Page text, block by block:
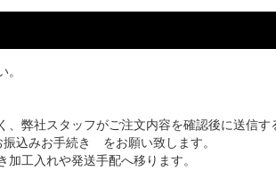
弊社スタッフがご注文内容を確認後に送信す
込みお手続き をお願い致します。
工入れや発送手配へ移ります。